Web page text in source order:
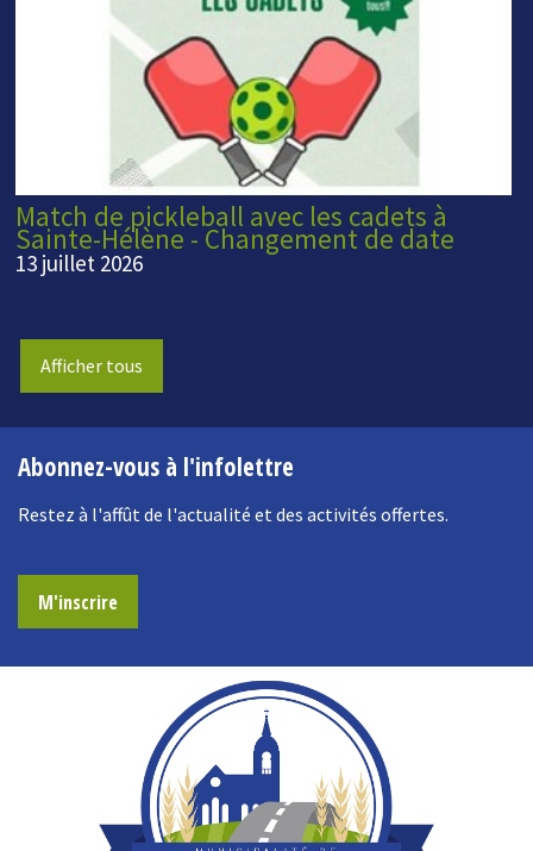
Match de pickleball avec les cadets à
Sainte-Hélène - Changement de date
13 juillet 2026
Afficher tous
Abonnez-vous à l'infolettre
Restez à l'affût de l'actualité et des activités offertes.
M'inscrire